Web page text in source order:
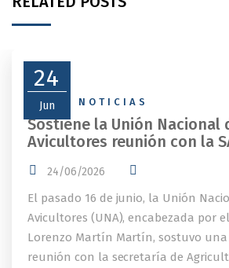
24
Jun
NEWS NOTICIAS
Sostiene la Unión Nacional
Avicultores reunión con la
24/06/2026
El pasado 16 de junio, la Unión
Avicultores (UNA), encabezada por
Lorenzo Martín Martín, sostuvo
reunión con la secretaría de